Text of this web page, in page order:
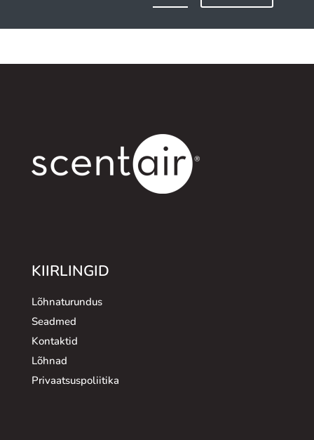
KIIRLINGID
Lõhnaturundus
Seadmed
Kontaktid
Lõhnad
Privaatsuspoliitika